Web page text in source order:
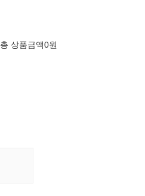
총 상품금액0원